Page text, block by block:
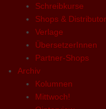
Schreibkurse
Shops &
Verlage
ÜbersetzerInnen
Partner-Shops
Archiv
Kolumnen
Mittwoch!